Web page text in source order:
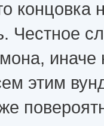
концовка
Честное
иначе
этим